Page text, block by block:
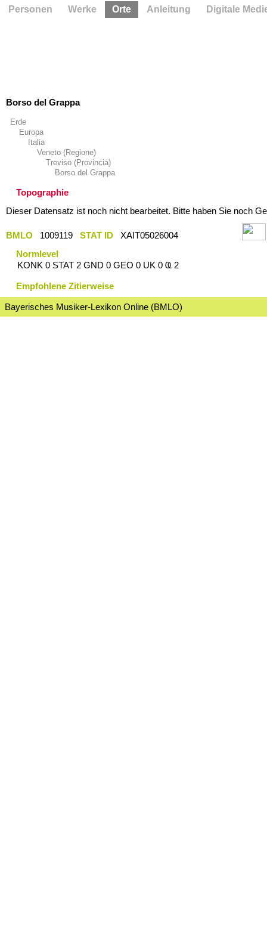
Borso del Grappa
Erde
Europa
Italia
Veneto (Regione)
Treviso (Provincia)
Borso del Grappa
Topographie
Dieser Datensatz ist noch nicht bearbeitet. Bitte haben Sie noch
BMLO 1009119 STAT ID
XAIT05026004
Normlevel
KONK 0 STAT 2 GND 0 GEO 0 UK 0 Ҩ 2
Empfohlene Zitierweise
Bayerisches Musiker-Lexikon Online (BMLO)
Personen Werke Orte Anleitung Digitale